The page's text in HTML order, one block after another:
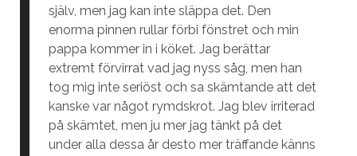
själv, men jag kan inte släppa det. Den
enorma pinnen rullar förbi fönstret och min
pappa kommer in i köket. Jag berättar
extremt förvirrat vad jag nyss såg, men han
tog mig inte seriöst och sa skämtande att det
kanske var något rymdskrot. Jag blev irriterad
på skämtet, men ju mer jag tänkt på det
under alla dessa år desto mer träffande känns